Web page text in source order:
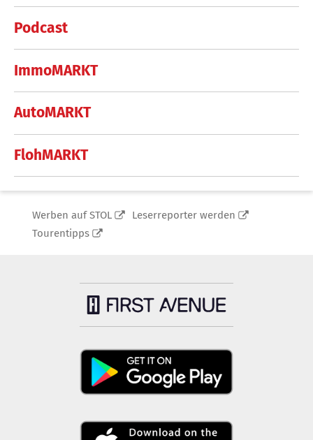
Podcast
ImmoMARKT
AutoMARKT
FlohMARKT
Werben auf STOL
Leserreporter werden
Tourentipps